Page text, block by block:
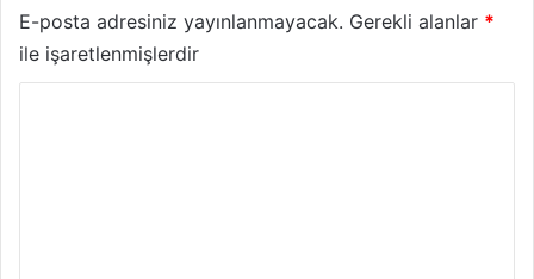
E-posta adresiniz yayınlanmayacak. Gerekli alanlar *
ile işaretlenmişlerdir